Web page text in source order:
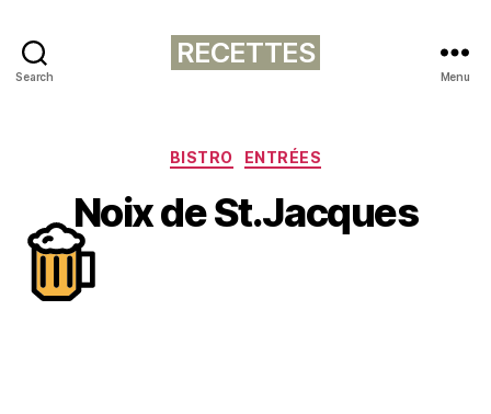
Search
RECETTES
Menu
Catégories
BISTRO ENTRÉES
Noix de St.Jacques